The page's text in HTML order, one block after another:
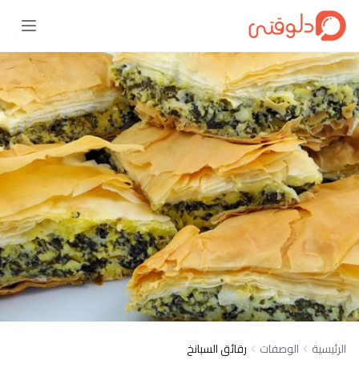
الرئيسية الوصفات رقائق السبانخ